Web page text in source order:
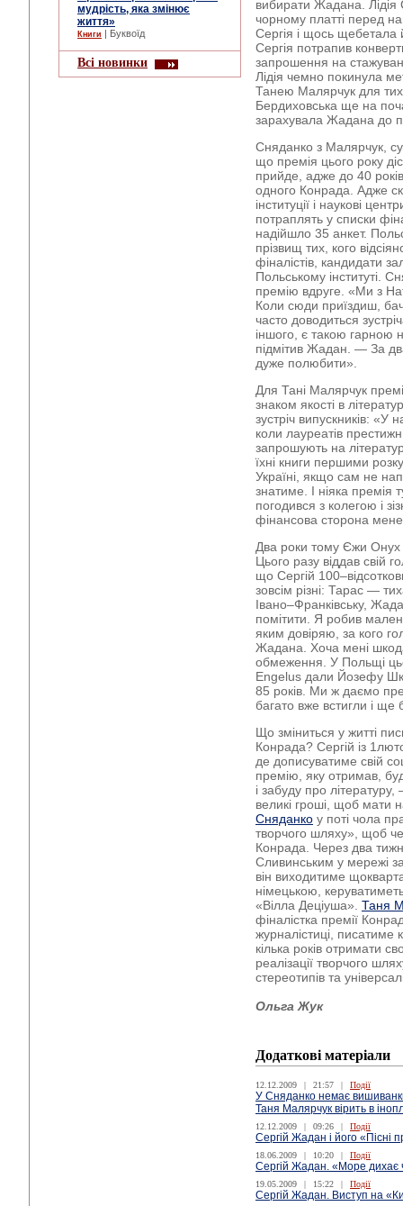
мудрість, яка змінює
життя»
Книги | Буквоїд
Всі новинки
вибирати Жадана.
чорному платті перед
Сергія і щось щебетала
Сергія потрапив
запрошення на
Лідія чемно покинула
Танею Малярчук для
Бердиховська ще на
зарахувала Жадана до
Сняданко з Малярчук,
що премія цього року
прийде, адже до 40
одного Конрада. Адже
інституції і наукові
потраплять у списки
надійшло 35 анкет.
прізвищ тих, кого
фіналістів, кандидати
Польському інституті.
премію вдруге. «Ми з
Коли сюди приїздиш,
часто доводиться
іншого, є такою гарною
підмітив Жадан. — За
дуже полюбити».
Для Тані Малярчук
знаком якості в
зустріч випускників: «У
коли лауреатів
запрошують на
їхні книги першими
Україні, якщо сам не
знатиме. І ніяка
погодився з колегою і
фінансова сторона
Два роки тому Єжи Онух
Цього разу віддав свій
що Сергій
зовсім різні: Тарас —
Івано–Франківську,
помітити. Я робив
яким довіряю, за кого
Жадана. Хоча мені
обмеження. У Польщі
Engelus дали Йозефу
85 років. Ми ж даємо
багато вже встигли і ще
Що зміниться у житті
Конрада? Сергій із
де дописуватиме свій
премію, яку отримав,
і забуду про
великі гроші, щоб мати
Сняданко у поті чола
творчого шляху», щоб
Конрада. Через два
Сливинським у мережі
він виходитиме
німецькою,
«Вілла Деціуша». Таня
фіналістка премії
журналістиці, писатиме
кілька років отримати
реалізації творчого
стереотипів та
Ольга Жук
Додаткові матеріали
12.12.2009 | 21:57 | Події
У Сняданко немає
Таня Малярчук вірить в
12.12.2009 | 09:26 | Події
Сергій Жадан і його «Пісні
18.06.2009 | 10:20 | Події
Сергій Жадан. «Море дихає
19.05.2009 | 15:22 | Події
Сергій Жадан. Виступ на